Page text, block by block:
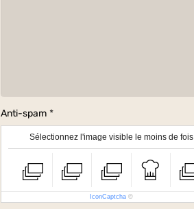
Anti-spam
Sélectionnez l'image visible le moins de fois
IconCaptcha ©